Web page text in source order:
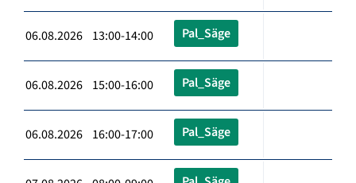
06.08.2026 13:00-14:00 Pal_Säge
06.08.2026 15:00-16:00 Pal_Säge
06.08.2026 16:00-17:00 Pal_Säge